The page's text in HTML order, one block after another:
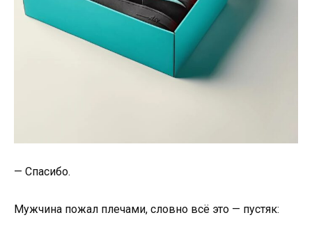
— Спасибо.
Мужчина пожал плечами, словно всё это — пустяк: